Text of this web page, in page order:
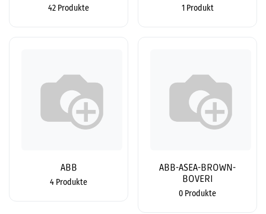
42 Produkte 1 Produkt
ABB
4 Produkte
ABB-ASEA-BROWN-
BOVERI
0 Produkte